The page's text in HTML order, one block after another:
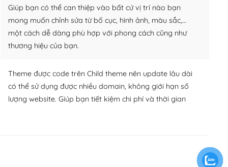
Giúp bạn có thể can thiệp vào bất cứ vị trí nào bạn
mong muốn chỉnh sửa từ bố cục, hình ảnh, màu sắc,…
một cách dễ dàng phù hợp với phong cách cũng như
thương hiệu của bạn.
Theme được code trên Child theme nên update lâu dài
có thể sử dụng được nhiều domain, không giới hạn số
lượng website. Giúp bạn tiết kiệm chi phí và thời gian